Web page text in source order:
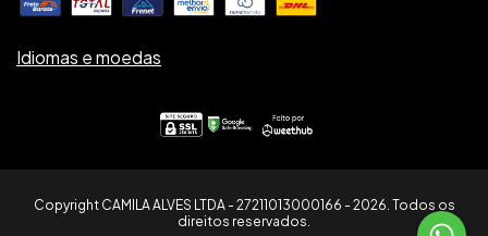
Idiomas e moedas
Copyright CAMILA ALVES LTDA - 27211013000166 - 2026. Todos os
direitos reservados.